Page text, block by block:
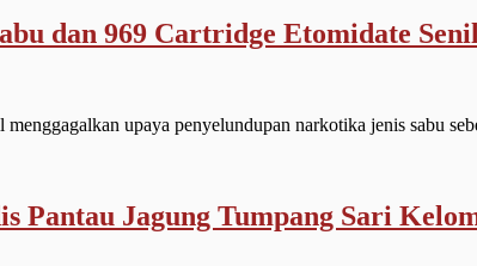
dan 969 Cartridge Etomidate
upaya penyelundupan narkotika jenis sabu
Pantau Jagung Tumpang Sari